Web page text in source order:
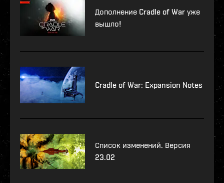
Дополнение Cradle of War уже
вышло!
Cradle of War: Expansion Notes
Список изменений. Версия
23.02